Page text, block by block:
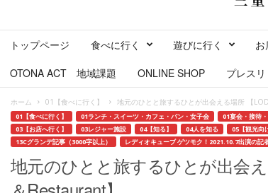
トップページ 食べに行く 遊びに行く お
OTONA ACT 地域課題
ONLINE SHOP プレス
ホーム 01【食べに行く】 地元のひとと旅するひとが出会える場所 【
01【食べに行く】 01ランチ・スイーツ・カフェ・パン・女子会 01宴会・接待
03【お店へ行く】
03レジャー施設 04【知る】 04人を知る 05【観光向
13Cグランデ記事（3000字以上）
レディオキューブ ゲツモク！2021.10.7出演の記
地元のひとと旅するひとが出会